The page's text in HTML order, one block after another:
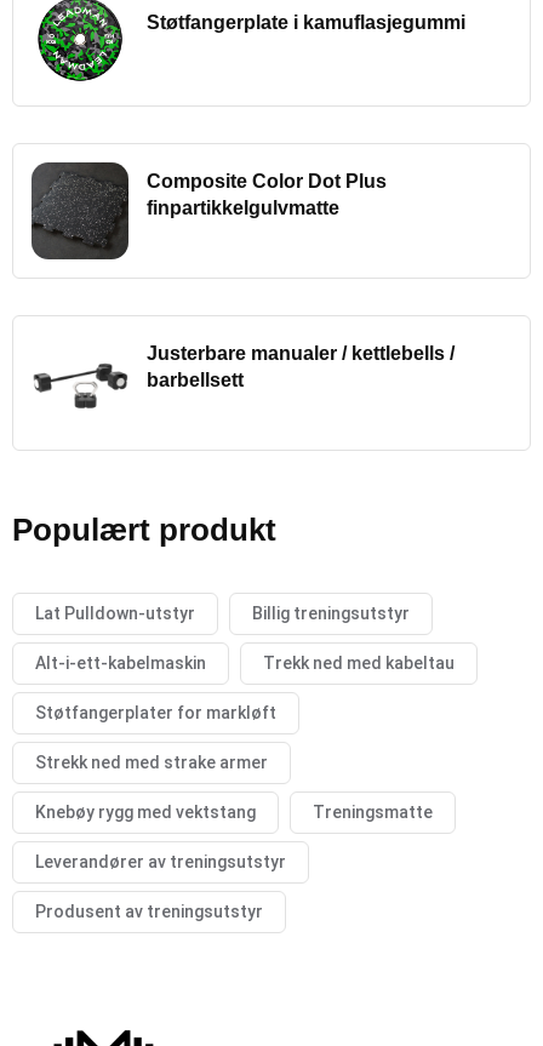
Støtfangerplate i kamuflasjegummi
Composite Color Dot Plus
finpartikkelgulvmatte
Justerbare manualer / kettlebells /
barbellsett
Populært produkt
Lat Pulldown-utstyr Billig treningsutstyr
Alt-i-ett-kabelmaskin Trekk ned med kabeltau
Støtfangerplater for markløft
Strekk ned med strake armer
Knebøy rygg med vektstang Treningsmatte
Leverandører av treningsutstyr
Produsent av treningsutstyr